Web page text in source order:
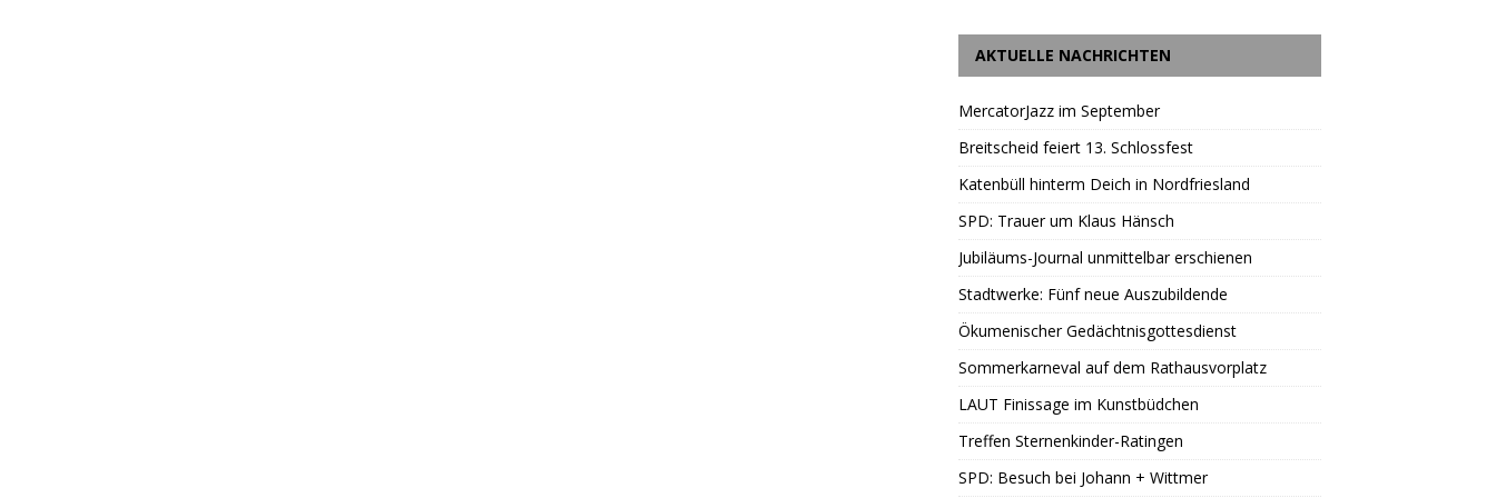
AKTUELLE NACHRICHTEN
MercatorJazz im September
Breitscheid feiert 13. Schlossfest
Katenbüll hinterm Deich in Nordfriesland
SPD: Trauer um Klaus Hänsch
Jubiläums-Journal unmittelbar erschienen
Stadtwerke: Fünf neue Auszubildende
Ökumenischer Gedächtnisgottesdienst
Sommerkarneval auf dem Rathausvorplatz
LAUT Finissage im Kunstbüdchen
Treffen Sternenkinder-Ratingen
SPD: Besuch bei Johann + Wittmer